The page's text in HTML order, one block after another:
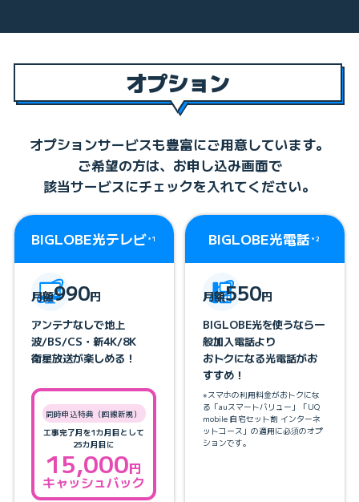
1ギガ対応 NEC Aterm
3000D4AX
お申し込みは
\ 最大5台まで /
1台につき
550
1ギガ対応 IPv6 Wi-Fi 6
最大2402Mbps
在庫状況により機種が異なる場合があります。
【10ギガ対応レンタルルーター】
BIGLOBE光電話、1ギガタイプの場合は本ルーターを選択できません。メッシュ機
能非対応です。お申し込みは1台までとなります。なお解約時に返却がない場合に
は5,000円（非課税）を請求させていただきます。
【1ギガ対応レンタルルーター】
BIGLOBE光電話、10ギガタイプの場合は本ルーターを選択できません。最大5台ま
でお申し込みいただけます。解約時に返送手数料1,430円/台がかかります。なお解
約時に返却がない場合には機器に応じて未返却費用がかかります。
※ IPv6接続対応機器をご利用で、IPoE方式のみを利用し、PPPoEを無効にしている
場合、次のサービスがご利用いただけません。「固定IPアドレスオプション／ダイ
ナミックDNSサービス」「一部通信型ゲームなど特定ポートを使用するサービスま
たは複数のユーザでIPアドレスを共有すると利用できないサービス」「特定のプロ
トコル（PPTP、SCTP）を利用するサービス」「外部へのサーバ公開」
オプション
オプションサービスも豊富にご用意しています。
ご希望の方は、お申し込み画面で
該当サービスにチェックを入れてください。
BIGLOBE光テレビ＊1
月額990円
アンテナなしで地上
波/BS/CS・新4K/8K
衛星放送が楽しめる！
同時申込特典（回線新規）
工事完了月を1カ月目として
25カ月目に
15,000円
キャッシュバック
BIGLOBE光電話 ＊2
月額550円
BIGLOBE光を使うなら一
般加入電話より
おトクになる光電話がお
すすめ！
※スマホの利用料金がおトクにな
る「auスマートバリュー」「UQ
mobile 自宅セット割 インターネ
ットコース」の適用に必須のオプ
ションです。